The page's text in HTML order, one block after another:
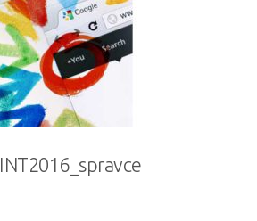
INT2016_spravce